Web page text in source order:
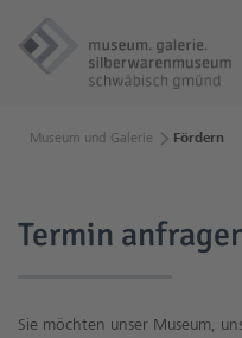
Museum und Galerie Fördern
Termin
Sie möchten unser Museum,